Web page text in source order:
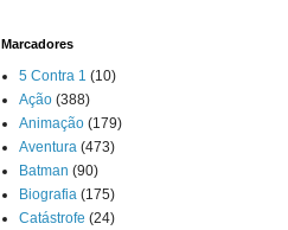
Marcadores
5 Contra 1 (10)
Ação (388)
Animação (179)
Aventura (473)
Batman (90)
Biografia (175)
Catástrofe (24)